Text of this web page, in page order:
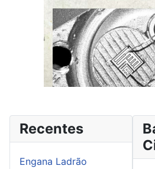
Recentes
Engana Ladrão